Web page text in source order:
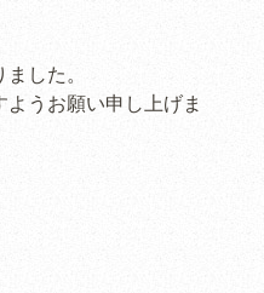
した。
うお願い申し上げま